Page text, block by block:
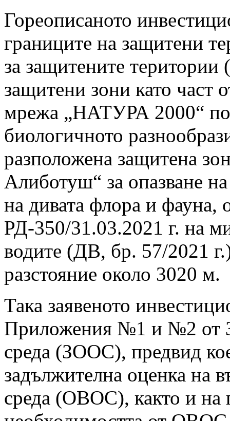
Гореописаното
границите на защитени
за защитените
защитени зони като част
мрежа „НАТУРА 2000“ по
биологичното
разположена защитена
Алиботуш“ за опазване
на дивата флора и фауна,
РД-350/31.03.2021 г. на
водите (ДВ, бр. 57/2021
разстояние около 3020 м.
Така заявеното
Приложения №1 и №2 от
среда (ЗООС), предвид
задължителна оценка на
среда (ОВОС), както и на